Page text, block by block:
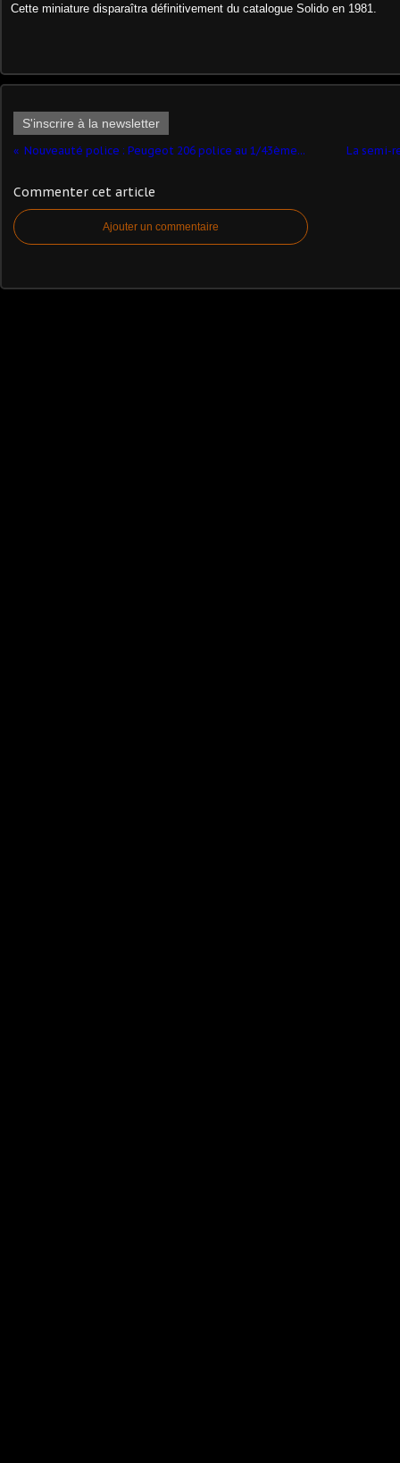
Cette miniature disparaîtra définitivement du catalogue Solido en 1981.
S'inscrire à la newsletter
Nouveauté police : Peugeot 206 police au 1/43ème... La semi-
Commenter cet article
Ajouter un commentaire